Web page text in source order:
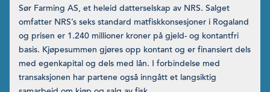
Sør Farming AS, et heleid datterselskap av NRS. Salget
omfatter NRS’s seks stan­dard matfiskkonsesjoner i Rogaland
og prisen er 1.240 millioner kroner på gjeld- og kontantfri
basis. Kjøpesummen gjøres opp kontant og er finansiert dels
med egenkapital og dels med lån. I forbindelse med
transaksjonen har partene også inngått et lang­siktig